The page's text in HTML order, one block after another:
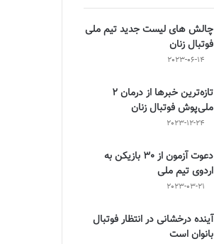
چالش هاى ليست جدید تيم ملى
فوتبال زنان
2023-06-14
تازه‌ترین خبرها از درمان ۲
ملی‌پوش فوتبال زنان
2023-12-24
دعوت آزمون از 30 بازیکن به
اردوی تیم ملی
2023-03-21
آینده درخشانی در انتظار فوتبال
بانوان است